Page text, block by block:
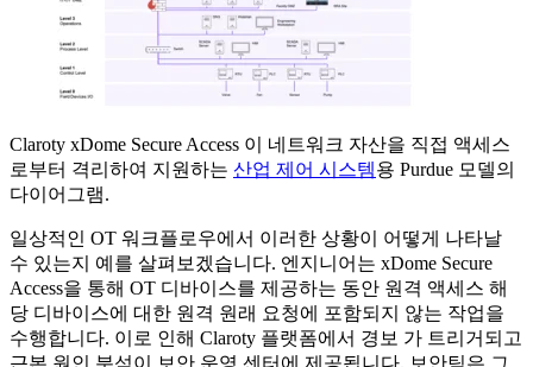
Claroty xDome Secure Access 이 네트워크 자산을 직접 액세스
로부터 격리하여 지원하는 산업 제어 시스템용 Purdue 모델의
다이어그램.
일상적인 OT 워크플로우에서 이러한 상황이 어떻게 나타날
수 있는지 예를 살펴보겠습니다. 엔지니어는 xDome Secure
Access을 통해 OT 디바이스를 제공하는 동안 원격 액세스 해
당 디바이스에 대한 원격 원래 요청에 포함되지 않는 작업을
수행합니다. 이로 인해 Claroty 플랫폼에서 경보 가 트리거되고
근본 원인 분석이 보안 운영 센터에 제공됩니다. 보안팀은 그